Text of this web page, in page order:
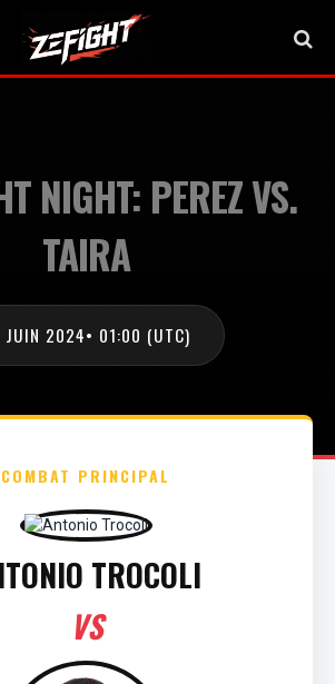
NIGHT: PEREZ VS.
TAIRA
JUIN 2024• 01:00 (UTC)
COMBAT PRINCIPAL
TROCOLI
VS